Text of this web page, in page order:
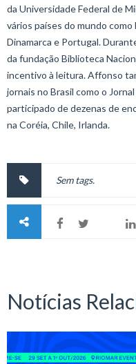
da Universidade Federal de
vários países do mundo como
Dinamarca e Portugal.
da fundação Biblioteca
incentivo à leitura. Affonso
jornais no Brasil como o
participado de dezenas de
na Coréia, Chile, Irlanda.
Sem tags.
Notícias